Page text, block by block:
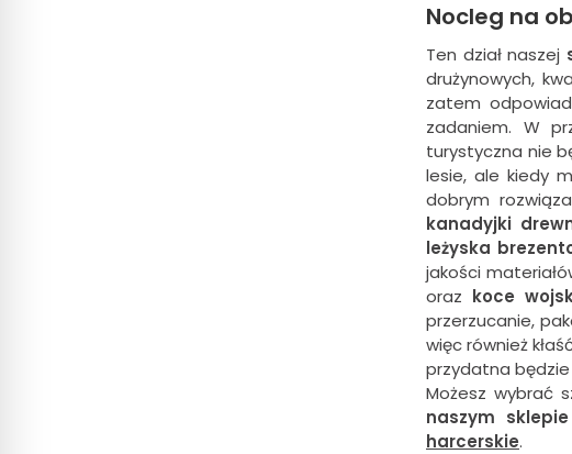
Nocleg na
Ten dział naszej
drużynowych,
zatem
zadaniem. W
turystyczna nie
lesie, ale kiedy
dobrym
kanadyjki
leżyska
jakości
oraz koce
przerzucanie,
więc również
przydatna będzie
Możesz wybrać
naszym
harcerskie.